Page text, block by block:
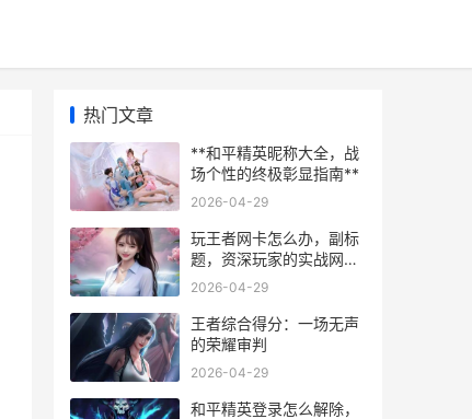
热门文章
**和平精英昵称大全，战
场个性的终极彰显指南**
2026-04-29
玩王者网卡怎么办，副标
题，资深玩家的实战网络
优化指南
2026-04-29
王者综合得分：一场无声
的荣耀审判
2026-04-29
和平精英登录怎么解除，